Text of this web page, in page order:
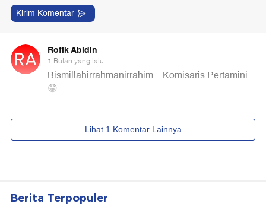
Berita Terpopuler